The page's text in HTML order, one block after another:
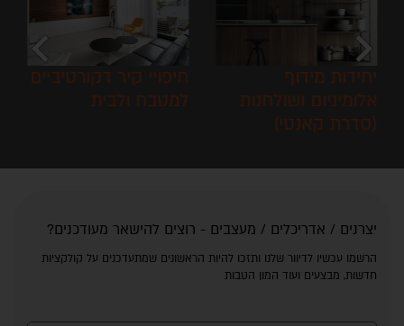
chevron_left
חיפויי קיר דקורטיביים
למטבח ולבית
יחידות מידוף
אלומיניום ושולחנות
(סדרת קאנטי)
chevron_right
יצרנים / אדריכלים / מעצבים - רוצים להישאר מעודכנים?
הרשמו עכשיו לדיוור שלנו ותזכו להיות הראשונים שמתעדכנים על קולקציות
חדשות, מבצעים ועוד המון הטבות